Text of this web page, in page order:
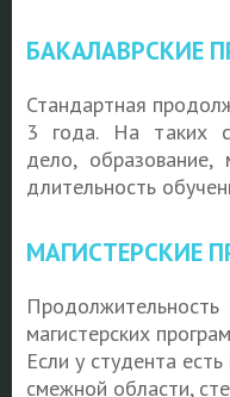
БАКАЛАВРСКИЕ
Стандартная
3 года. На таких
дело,
длительность
МАГИСТЕРСКИЕ
магистерских
Если у студента
смежной области,